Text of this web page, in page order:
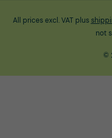
All prices excl. VAT plus
not
©